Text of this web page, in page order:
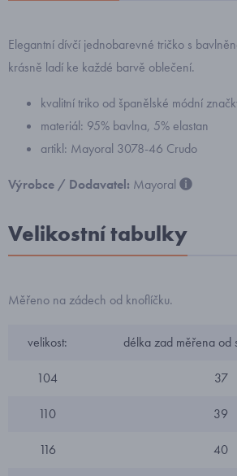
Elegantní dívčí jednobarevné tričko s
krásně ladí ke každé barvě oblečení.
kvalitní triko od španělské módní
materiál: 95% bavlna, 5% elastan
artikl: Mayoral 3078-46 Crudo
Výrobce / Dodavatel: Mayoral
Velikostní tabulky
Měřeno na zádech od knoflíčku.
velikost: délka zad měřena od
104 37
110 39
116 40